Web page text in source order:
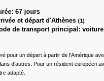
67 jours
et départ d'Athènes (1)
de transport principal:
pour un départ à partir de l'Amérique
d'autres. Pour un résident européen
adapté.